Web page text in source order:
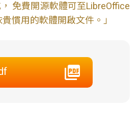
免費開源軟體可至LibreOffice
慣用的軟體開啟文件。」